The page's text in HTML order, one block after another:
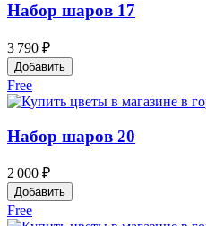
Набор шаров 17
3 790 ₽
Добавить
Free
Набор шаров 20
2 000 ₽
Добавить
Free